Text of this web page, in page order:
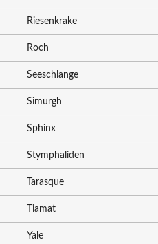
Riesenkrake
Roch
Seeschlange
Simurgh
Sphinx
Stymphaliden
Tarasque
Tiamat
Yale